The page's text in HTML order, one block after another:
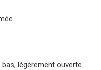
légèrement ouverte.